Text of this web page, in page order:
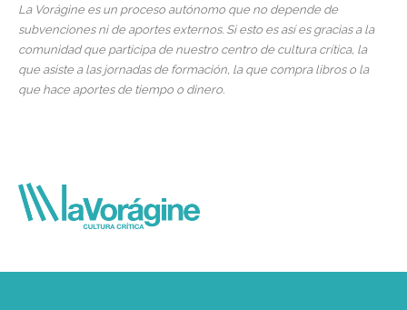
La Vorágine es un proceso autónomo que no depende de
subvenciones ni de aportes externos. Si esto es así es gracias a la
comunidad que participa de nuestro centro de cultura crítica, la
que asiste a las jornadas de formación, la que compra libros o la
que hace aportes de tiempo o dinero.